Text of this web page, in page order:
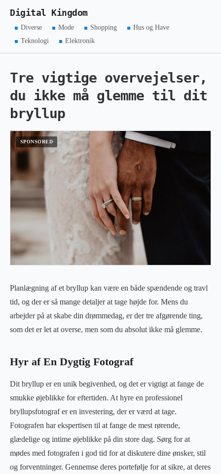
Digital Kingdom
Diverse Mode Shopping
Hus og Have
Teknologi
Elektronik
Tre vigtige overvejelser,
du ikke må glemme til dit
bryllup
Planlægning af et bryllup kan være en både spændende og travl
tid, og der er så mange detaljer at tage højde for. Mens du
arbejder på at skabe din drømmedag, er der tre afgørende ting,
som det er let at overse, men som du absolut ikke må glemme.
Hyr af En Dygtig Fotograf
Dit bryllup er en unik begivenhed, og det er vigtigt at fange de
smukke øjeblikke for eftertiden. At hyre en professionel
bryllupsfotograf er en investering, der er værd at tage.
Fotografen har ekspertisen til at fange de mest rørende,
glædelige og intime øjeblikke på din store dag. Sørg for at
mødes med fotografen i god tid for at diskutere dine ønsker, stil
og forventninger. Gennemse deres portefølje for at sikre, at deres